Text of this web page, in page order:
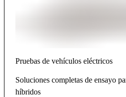
Pruebas de vehículos eléctricos
Soluciones completas de ensayo
híbridos